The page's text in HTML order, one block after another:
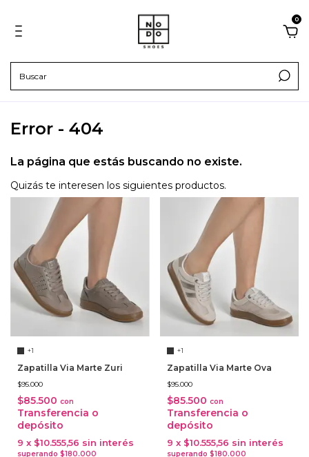
0
Error - 404
La página que estás buscando no existe.
Quizás te interesen los siguientes productos.
+1
Zapatilla Via Marte Zuri
$95.000
$85.500 con
Transferencia o
depósito
9 x $10.555,56 sin interés
+1
Zapatilla Via Marte Ova
$95.000
$85.500 con
Transferencia o
depósito
9 x $10.555,56 sin interés